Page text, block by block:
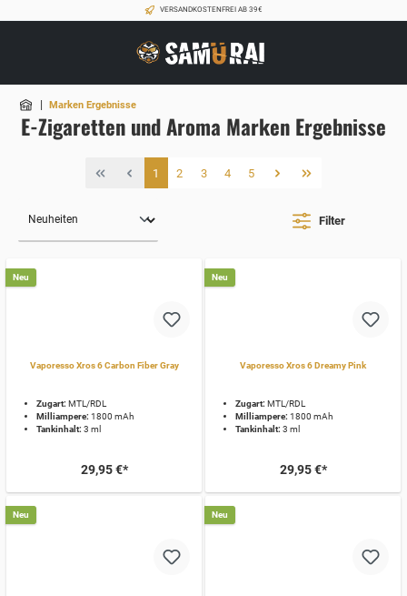
VERSANDKOSTENFREI AB 39€
| Marken Ergebnisse
E-Zigaretten und Aroma Marken Ergebnisse
Filter
1 2 3 4 5
Neu
Vaporesso Xros 6 Carbon Fiber Gray
Zugart: MTL/RDL
Milliampere: 1800 mAh
Tankinhalt: 3 ml
29,95 €*
Neu
Vaporesso Xros 6 Dreamy Pink
Zugart: MTL/RDL
Milliampere: 1800 mAh
Tankinhalt: 3 ml
29,95 €*
Neu Neu